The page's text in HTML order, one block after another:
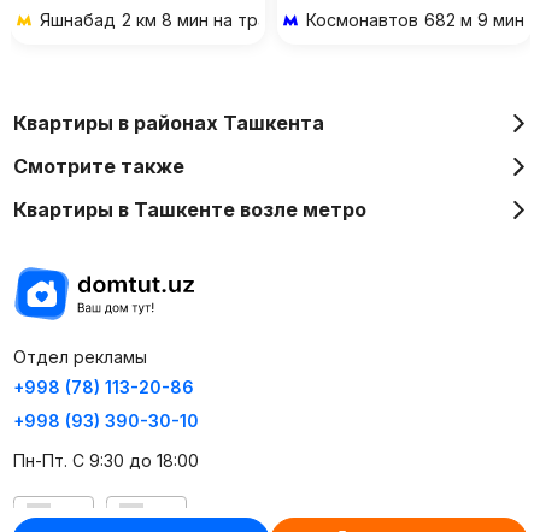
Яшнабад 2 км 8 мин на транспортеКосмонавтов 682 м 9 мин
Квартиры в районах Ташкента
Смотрите также
Квартиры в Ташкенте возле метро
Отдел рекламы
+998 (78) 113-20-86
+998 (93) 390-30-10
Пн-Пт. С 9:30 до 18:00
RU UZ